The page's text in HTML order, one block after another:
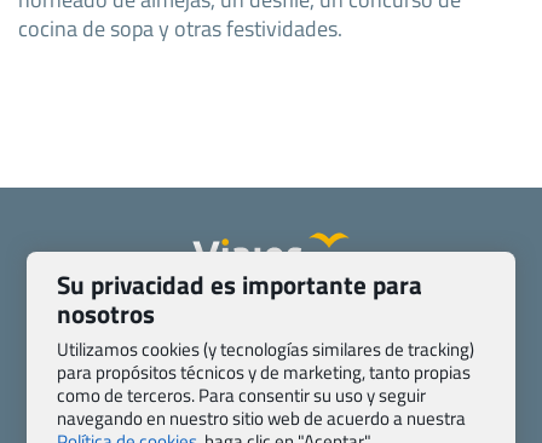
cocina de sopa y otras festividades.
Pasaporte, Visado, Salud y otras disposiciones específicas
Blog de Viajes.com
Registro de agencias
Preguntas frecuentes
Condiciones generales
Política de privacidad y cookies
Transparencia
Su privacidad es importante para
nosotros
Utilizamos cookies (y tecnologías similares de tracking)
para propósitos técnicos y de marketing, tanto propias
como de terceros. Para consentir su uso y seguir
navegando en nuestro sitio web de acuerdo a nuestra